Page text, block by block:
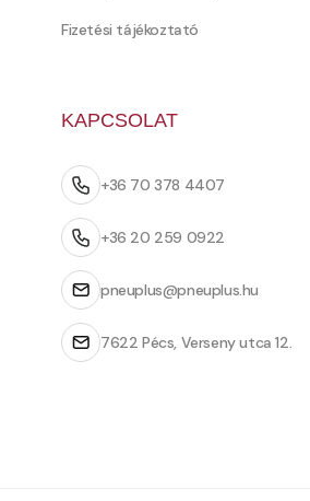
Fizetési tájékoztató
KAPCSOLAT
+36 70 378 4407
+36 20 259 0922
pneuplus@pneuplus.hu
7622 Pécs, Verseny utca 12.